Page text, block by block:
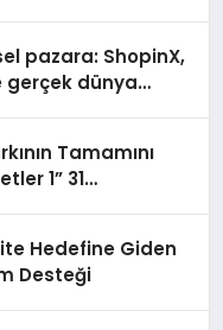
pazara: ShopinX,
gerçek dünya
Tamamını
1” 31
Hedefine Giden
Desteği